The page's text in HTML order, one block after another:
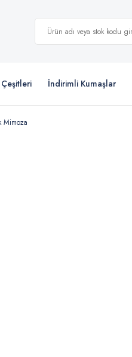
İndirimli Kumaşlar
Mimoza